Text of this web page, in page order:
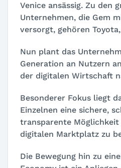
Venice ansässig. Zu den
Unternehmen, die Gem
versorgt, gehören
Nun plant das
Generation an Nutzern
der digitalen Wirtschaft
Besonderer Fokus liegt
Einzelnen eine sichere,
transparente Möglichkeit
digitalen Marktplatz zu
Die Bewegung hin zu